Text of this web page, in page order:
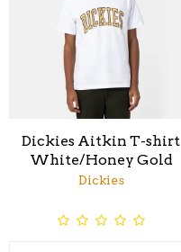
Dickies Aitkin T-shirt
White/Honey Gold
Dickies